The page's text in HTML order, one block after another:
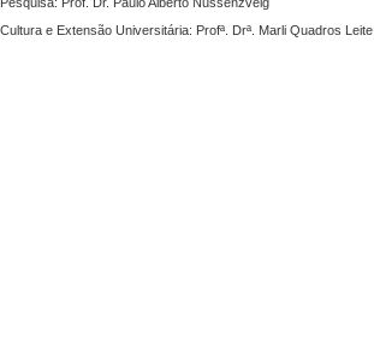
Cultura e Extensão Universitária: Profª. Drª. Marli Quadros Leite